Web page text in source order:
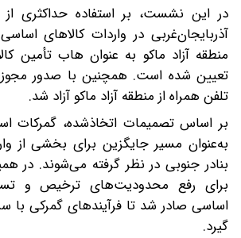
در این نشست، بر استفاده حداکثری
آذربایجان‌غربی در واردات کالاهای
منطقه آزاد ماکو به عنوان هاب تأمین
تعیین شده است. همچنین با صدور
تلفن همراه از منطقه آزاد ماکو آزاد شد.
بر اساس تصمیمات اتخاذشده، گمرکات
به‌عنوان مسیر جایگزین برای بخشی از
بنادر جنوبی در نظر گرفته می‌شوند. در
برای رفع محدودیت‌های ترخیص و
اساسی صادر شد تا فرآیندهای گمرکی با
گیرد.